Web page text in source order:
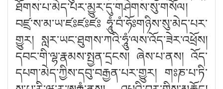
ཐོགས་པ་མེད་པར་མྱུར་དུ་གཤེགས་སུ་གསོལ།
བཛྲ་ས་མ་ཡ་ཛཿཛཿཛཿ ཧཱུཾ་བཾ་ཧོཿགཉིས་སུ་མེད་པར་
གྱུར། སླར་ཡང་ཐུགས་ཀའི་ཧཱུཾ་ལས་འོད་ཟེར་འཕྲོས།
དབང་གི་ལྷ་རྣམས་སྤྱན་དྲངས། ཞེས་པ་ནས། འོད་
དཔག་མེད་ཀྱིས་དབུ་བརྒྱན་པར་གྱུར། གཿཎ་པ་ཏི་